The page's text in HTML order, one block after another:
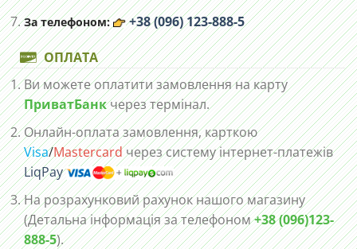
За телефоном: +38 (096) 123-888-5
ОПЛАТА
Ви можете оплатити замовлення на карту
ПриватБанкчерез термінал.
Онлайн-оплата замовлення, карткою
Visa/Mastercardчерез систему інтернет-платежів
LiqPay
На розрахунковий рахунок нашого магазину
(Детальна інформація за телефоном+38 (096)123-
888-5).